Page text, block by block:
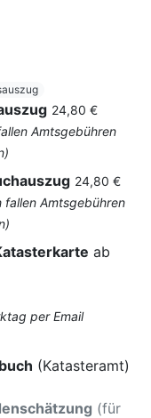
24,80 €
Amtsgebühren
24,80 €
fallen Amtsgebühren
ab
per Email
(Katasteramt)
(für